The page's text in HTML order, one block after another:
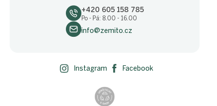
+420 605 158 785
Po - Pá: 8.00 - 16.00
info@zemito.cz
Instagram Facebook